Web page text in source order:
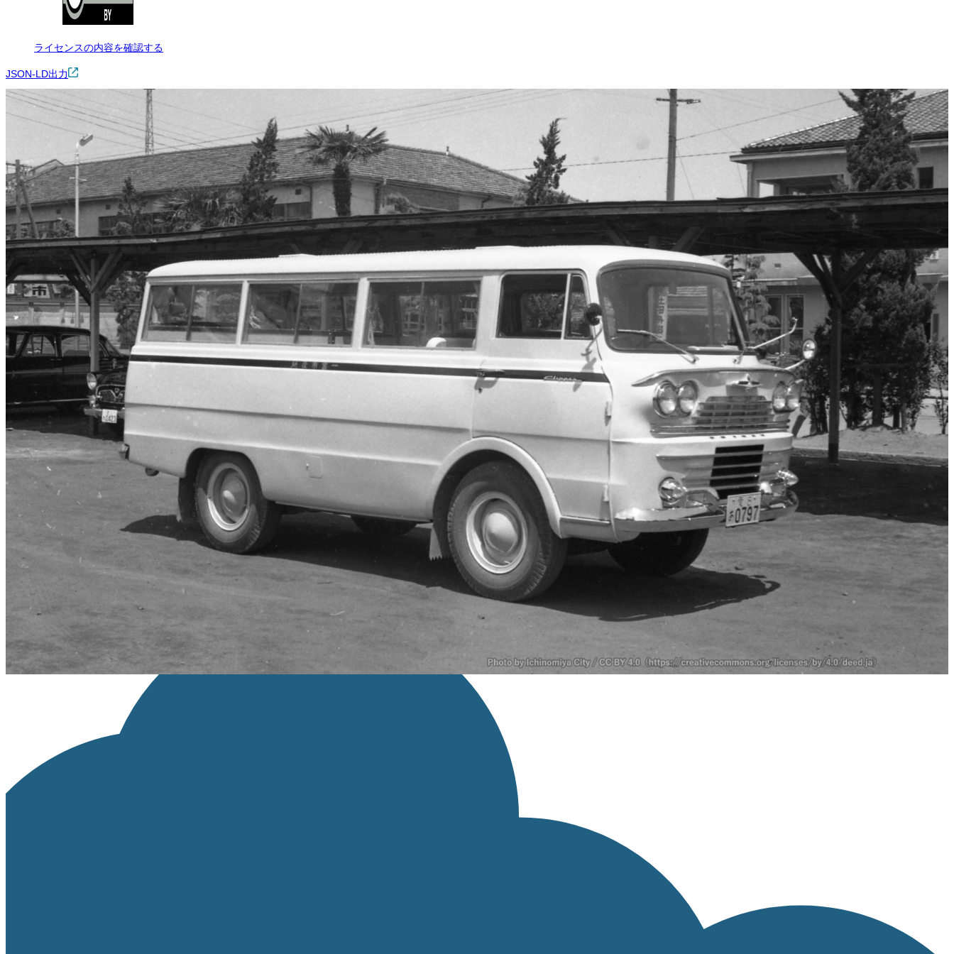
ライセンスの内容を確認する
JSON-LD出力
ダウンロード
この画像は、営利・非営利を問わずご利用いただけます。トリミング・色変更などの改変も可能です。クレジット表記は必須です。
※本サイトの利用規約 も適用されます。
営利利用
可
改変
可
クレジット表記
必須
クレジット表記例
出典：“霊柩車”,CC BY 4.0, via一宮市 写真カタログサイト
＜改変した場合＞クレジット表記例
出典：“ 霊柩車 , CC BY 4.0, via 一宮市 写真カタログサイト, 改変あり
※【作品名, by 権利者, CCライセンス名, via テナント名】 というテンプレートに沿って設定されています。
※上記はあくまでも表記例であり、別途自治体等から指定がある場合はそちらの内容に従ってください
※リンクが設定できる場合は、「ライセンス種類」の部分にライセンスページへのリンクを設定してください。